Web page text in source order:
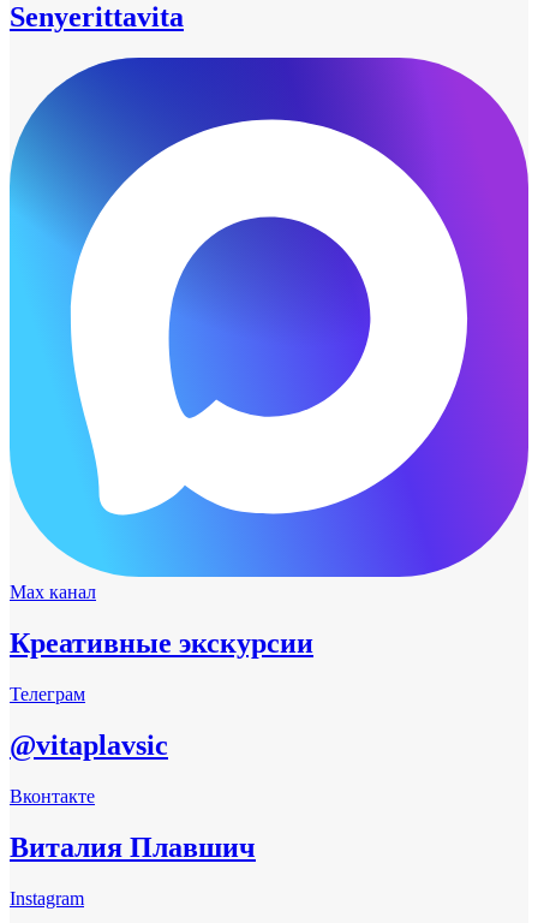
Senyerittavita
Max канал
Креативные экскурсии
Телеграм
@vitaplavsic
Вконтакте
Виталия Плавшич
Instagram